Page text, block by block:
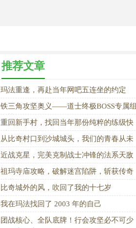
推荐文章
玛法重逢，再赴当年网吧五连坐的约定
铁三角攻坚奥义——道士终极BOSS专属组
队协作全解析
重回新手村，找回当年那份纯粹的练级快
乐
从比奇村口到沙城城头，我们的青春从未
散场
近战克星，完美克制战士冲锋的法系天敌
祖玛寺庙攻略，破解迷宫陷阱，斩获传奇
神装
比奇城外的风，吹回了我的十七岁
我在玛法找回了 2003 年的自己
团战核心、全队底牌！行会攻坚必不可少